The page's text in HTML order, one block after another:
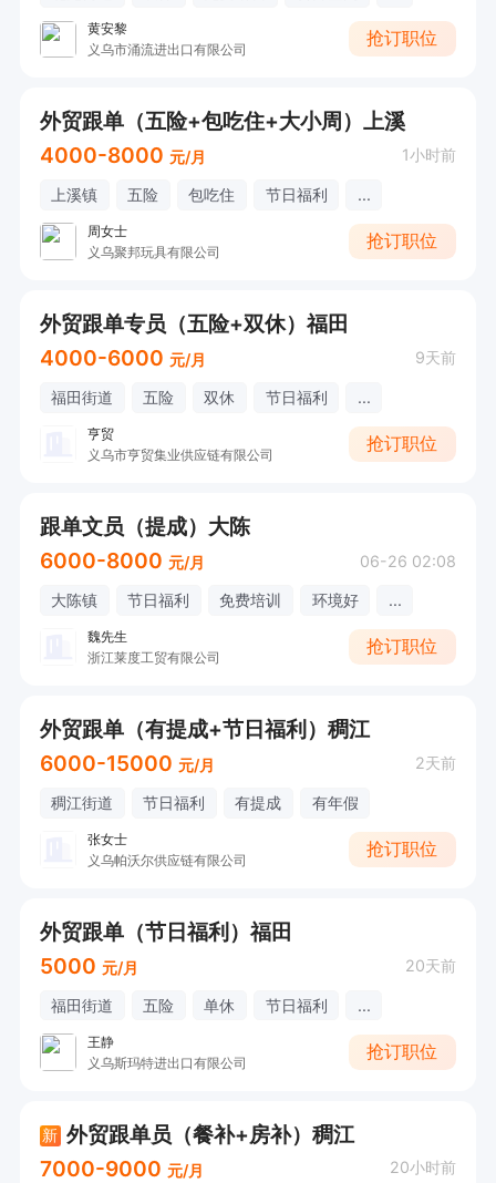
黄安黎
义乌市涌流进出口有限公司
抢订职位
外贸跟单（五险+包吃住+大小周）上溪
4000-8000 元/月 1小时前
上溪镇 五险 包吃住 节日福利 ...
周女士
义乌聚邦玩具有限公司
抢订职位
外贸跟单专员（五险+双休）福田
4000-6000 元/月 9天前
福田街道 五险 双休 节日福利 ...
亨贸
义乌市亨贸集业供应链有限公司
抢订职位
跟单文员（提成）大陈
6000-8000 元/月 06-26 02:08
大陈镇 节日福利 免费培训 环境好 ...
魏先生
浙江莱度工贸有限公司
抢订职位
外贸跟单（有提成+节日福利）稠江
6000-15000 元/月 2天前
稠江街道 节日福利 有提成 有年假
张女士
义乌帕沃尔供应链有限公司
抢订职位
外贸跟单（节日福利）福田
5000 元/月 20天前
福田街道 五险 单休 节日福利 ...
王静
义乌斯玛特进出口有限公司
抢订职位
新 外贸跟单员（餐补+房补）稠江
7000-9000 元/月 20小时前